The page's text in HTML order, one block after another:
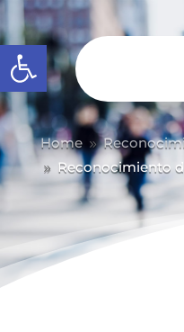
Abrir barra de
Home 9
9 Reconocimiento